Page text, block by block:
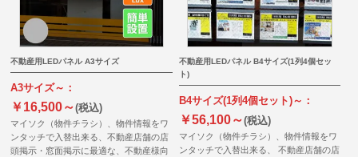
不動産用LEDパネル A3サイズ
A3サイズ～：
￥16,500～(税込)
マイソク（物件チラシ）、物件情報をワ
ンタッチで入替出来る、不動産店舗の店
頭掲示・窓面掲示に最適な、不動産様向
不動産用LEDパネル B4サイズ(1列4個セッ
ト)
B4サイズ(1列4個セット)～：
￥56,100～(税込)
マイソク（物件チラシ）、物件情報をワ
ンタッチで入替出来る、 不動産店舗の店